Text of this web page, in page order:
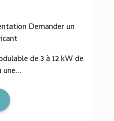
Demander un
de 3 à 12 kW de